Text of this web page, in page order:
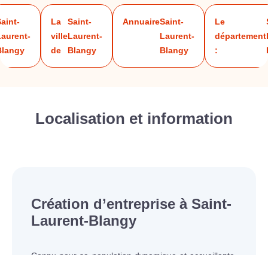
La
ville
de
Saint-
Laurent-
Blangy
AnnuaireSaint-
Laurent-
Blangy
Le
département
:
Localisation et information
Création d’entreprise à Saint-
Laurent-Blangy